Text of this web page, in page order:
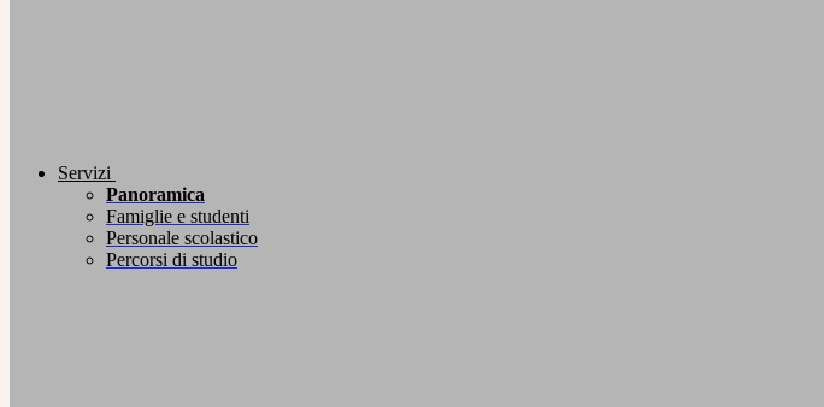
Servizi
Panoramica
Famiglie e studenti
Personale scolastico
Percorsi di studio